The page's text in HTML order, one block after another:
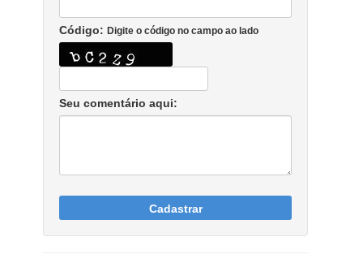
Código: Digite o código no campo ao lado
Seu comentário aqui:
Cadastrar